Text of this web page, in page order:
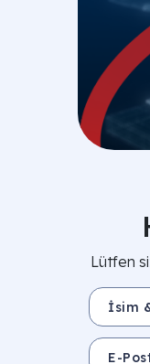
Lütfen
İsim &
E-Posta